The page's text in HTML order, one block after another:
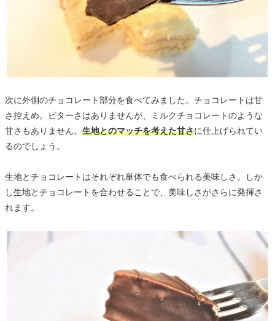
次に外側のチョコレート部分を食べてみました。チョコレートは甘
さ控えめ。ビターさはありませんが、ミルクチョコレートのような
甘さもありません。 生地とのマッチを考えた甘さに仕上げられてい
るのでしょう。
生地とチョコレートはそれぞれ単体でも食べられる美味しさ。しか
し生地とチョコレートを合わせることで、美味しさがさらに発揮さ
れます。